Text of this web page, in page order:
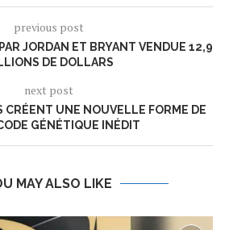
previous post
JORDAN ET BRYANT VENDUE 12,9
DE DOLLARS
next post
CRÉENT UNE NOUVELLE FORME DE
GÉNÉTIQUE INÉDIT
MAY ALSO LIKE